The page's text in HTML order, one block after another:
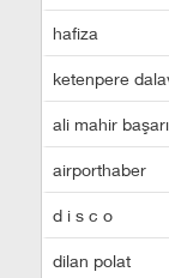
hafiza
ketenpere
ali mahir
airporthaber
d i s c o
dilan polat